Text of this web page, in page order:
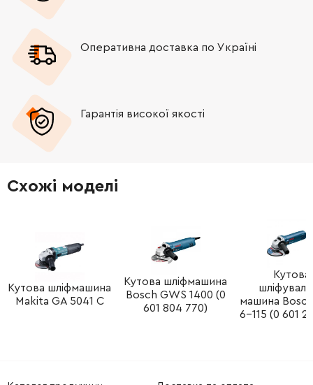
224543-0
Оперативна доставка по Україні
Гарантія високої якості
Схожі моделі
Кутова шліфмашина
Makita GA 5041 C
Кутова шліфмашина
Bosch GWS 1400 (0
601 804 770)
Кутова
машина
6-115 (0 601